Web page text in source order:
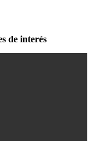
de interés